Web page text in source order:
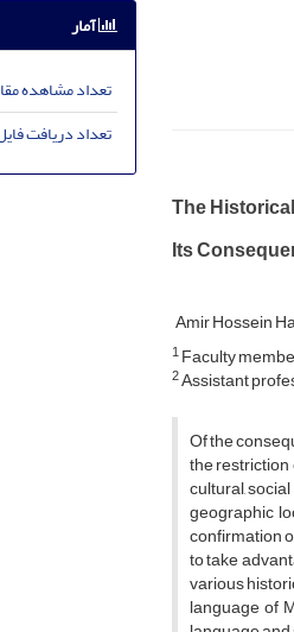
The
Its
Amir Hossein
1Faculty
2Assistant
Of the
the
cultural,
geographic
confirmation
to take
various
language of
آمار
تعداد مشاهده
تعداد دریافت